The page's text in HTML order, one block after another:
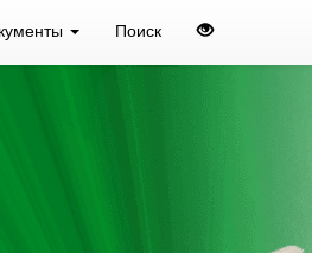
Поиск